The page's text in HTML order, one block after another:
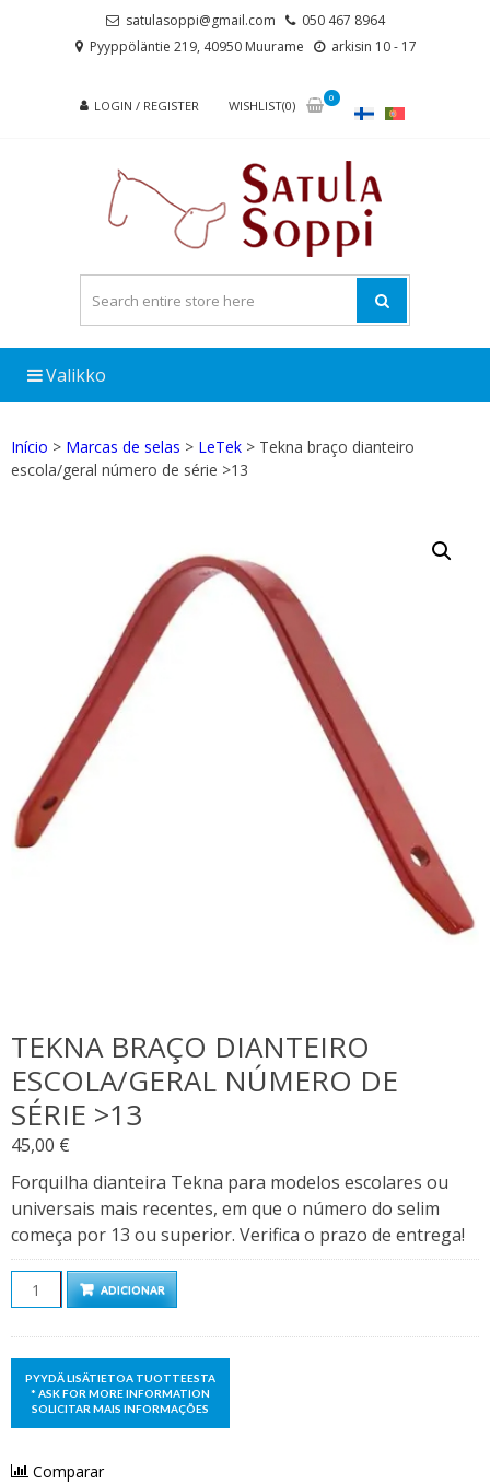
satulasoppi@gmail.com
050 467 8964
Pyyppöläntie 219, 40950 Muurame
arkisin 10 - 17
LOGIN / REGISTER WISHLIST(0)
0
Valikko
Início > Marcas de selas > LeTek > Tekna braço dianteiro
escola/geral número de série >13
TEKNA BRAÇO DIANTEIRO
ESCOLA/GERAL NÚMERO DE
SÉRIE >13
45,00 €
Forquilha dianteira Tekna para modelos escolares ou
universais mais recentes, em que o número do selim
começa por 13 ou superior. Verifica o prazo de entrega!
QuantidadeADICIONAR
Comparar